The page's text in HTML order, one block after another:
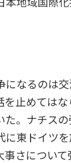
なるのは
止めては
。ナチス
に東ドイツ
さについて